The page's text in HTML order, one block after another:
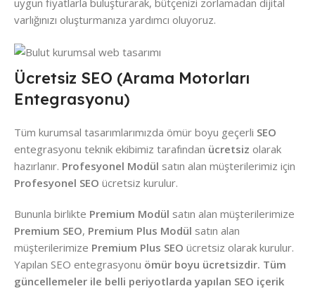
varlığınızı oluşturmanıza yardımcı oluyoruz.
Ücretsiz SEO (Arama Motorları
Entegrasyonu)
Tüm kurumsal tasarımlarımızda ömür boyu geçerli SEO
entegrasyonu teknik ekibimiz tarafından ücretsiz olarak
hazırlanır. Profesyonel Modül satın alan müşterilerimiz için
Profesyonel SEO ücretsiz kurulur.
Bununla birlikte Premium Modül satın alan müşterilerimize
Premium SEO, Premium Plus Modül satın alan
müşterilerimize Premium Plus SEO ücretsiz olarak kurulur.
Yapılan SEO entegrasyonu ömür boyu ücretsizdir. Tüm
güncellemeler ile belli periyotlarda yapılan SEO içerik